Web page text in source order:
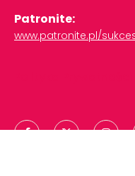
Patronite:
www.patronite.pl/